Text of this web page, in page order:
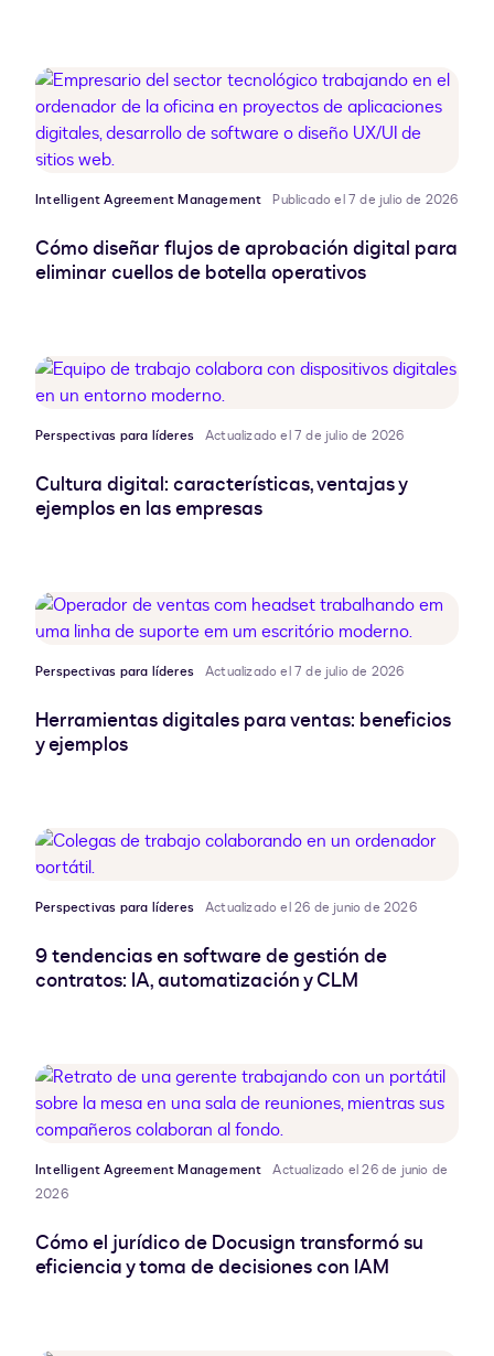
Intelligent Agreement Management Publicado el 7 de julio de 2026
Cómo diseñar flujos de aprobación digital para
eliminar cuellos de botella operativos
Perspectivas para líderes Actualizado el 7 de julio de 2026
Cultura digital: características, ventajas y
ejemplos en las empresas
Perspectivas para líderes Actualizado el 7 de julio de 2026
Herramientas digitales para ventas: beneficios
y ejemplos
Perspectivas para líderes Actualizado el 26 de junio de 2026
9 tendencias en software de gestión de
contratos: IA, automatización y CLM
Intelligent Agreement Management
Actualizado el 26 de junio de
2026
Cómo el jurídico de Docusign transformó su
eficiencia y toma de decisiones con IAM